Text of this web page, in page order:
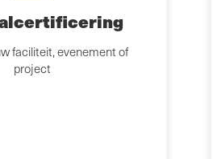
faciliteit, evenement of
project